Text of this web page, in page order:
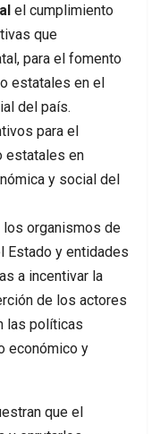
el cumplimiento
que
para el fomento
estatales en el
del país.
para el
estatales en
y social del
los organismos de
Estado y entidades
a incentivar la
de los actores
las políticas
económico y
que el